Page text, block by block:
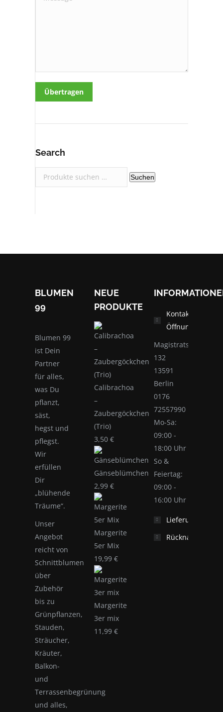
Übertragen
Search
Suchen
nach:
Suchen
BLUMEN
99
Blumen 99
ist Dein
Partner
für alles,
was Du
pflanzt,
säst,
hegst und
pflegst.
Wir
erfüllen
Dir
„blühende
Träume“.
Unser
Angebot
reicht von
Schnittblumen
über
Zubehör
bis zu
Grünpflanzen,
Stauden,
Sträucher,
Kräuter,
Balkon-
und
Terrassenbegrünung
und alles,
NEUE
PRODUKTE
Calibrachoa
–
Zaubergöckchen
(Trio)
3,50€
Gänseblümchen
2,99€
Margerite
5er Mix
19,99€
Margerite
3er mix
11,99€
Kontakt und
Öffnungszeiten
Magistratsweg
132
13591
Berlin
0176
72557990
Mo-Sa:
09:00 -
18:00 Uhr
So &
Feiertag:
09:00 -
16:00 Uhr
Lieferung
Rücknahme